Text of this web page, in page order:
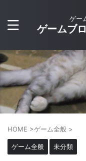
ゲー
ゲームブ
HOME >ゲーム全般 >
ゲーム全般 未分類